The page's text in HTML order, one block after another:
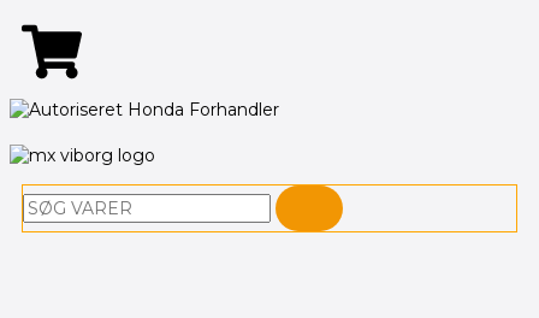
Søg